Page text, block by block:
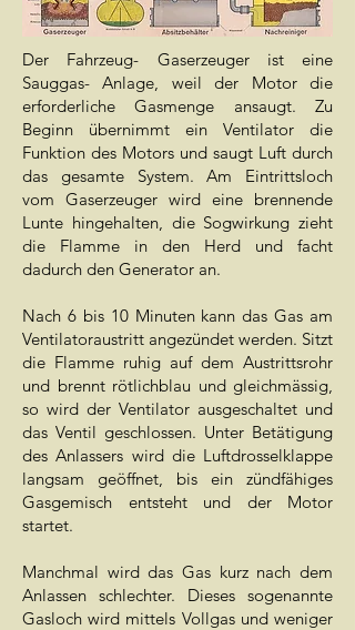
Der Fahrzeug- Gaserzeuger ist eine
Sauggas- Anlage, weil der Motor die
erforderliche Gasmenge ansaugt. Zu
Beginn übernimmt ein Ventilator die
Funktion des Motors und saugt Luft durch
das gesamte System. Am Eintrittsloch
vom Gaserzeuger wird eine brennende
Lunte hingehalten, die Sogwirkung zieht
die Flamme in den Herd und facht
dadurch den Generator an.
​​​​​​​Nach 6 bis 10 Minuten kann das Gas am
Ventilatoraustritt angezündet werden. Sitzt
die Flamme ruhig auf dem Austrittsrohr
und brennt rötlichblau und gleichmässig,
so wird der Ventilator ausgeschaltet und
das Ventil geschlossen. Unter Betätigung
des Anlassers wird die Luftdrosselklappe
langsam geöffnet, bis ein zündfähiges
Gasgemisch entsteht und der Motor
startet.
Manchmal wird das Gas kurz nach dem
Anlassen schlechter. Dieses sogenannte
Gasloch wird mittels Vollgas und weniger